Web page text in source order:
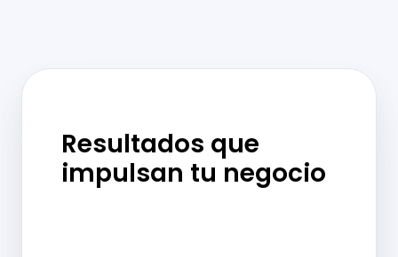
Resultados que
impulsan tu negocio